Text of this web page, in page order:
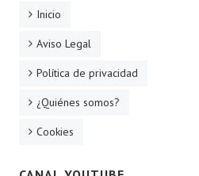
Inicio
Aviso Legal
Política de privacidad
¿Quiénes somos?
Cookies